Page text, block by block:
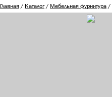
Главная/ Каталог/ Мебельная фурнитура/